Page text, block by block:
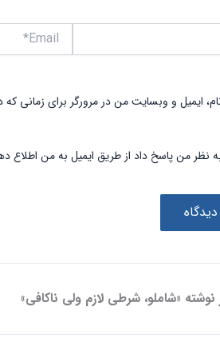
Email*
ایمیل و وبسایت من در مرورگر برای زمانی
نظر من پاسخ داد از طریق ایمیل به من اطلاع